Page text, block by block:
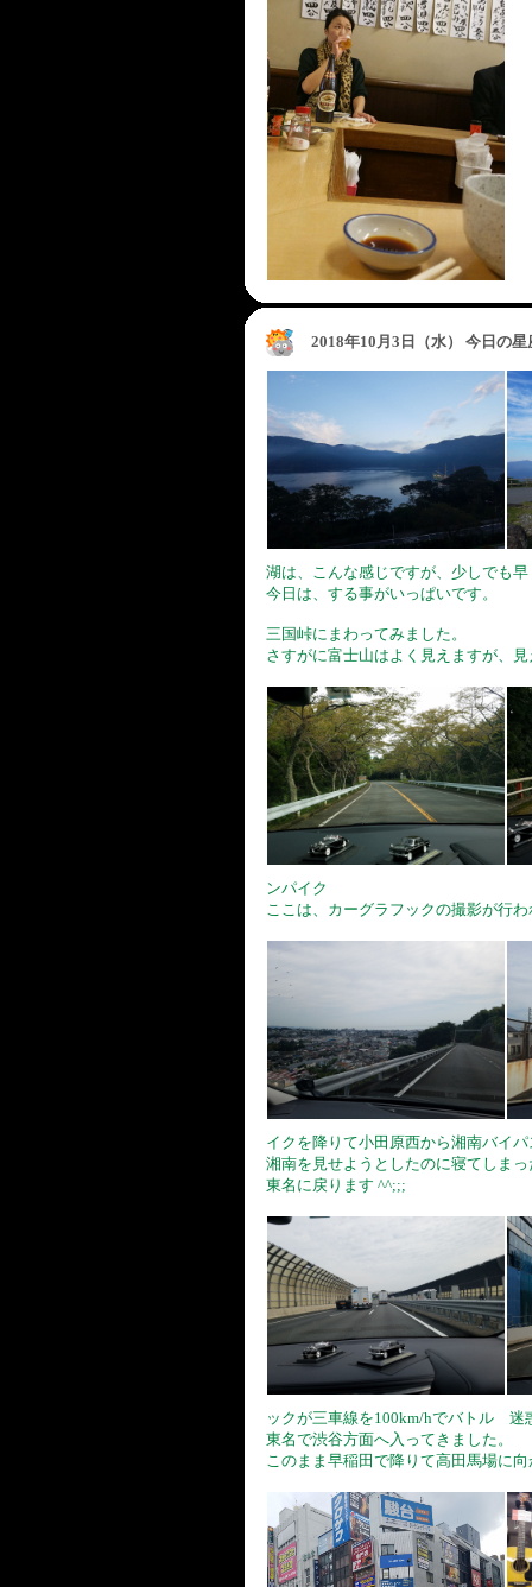
2018年10月3日（水） 今日の
湖は、こんな感じですが、少しでも
今日は、する事がいっぱいです。
三国峠にまわってみました。
さすがに富士山はよく見えますが、
ンパイク
ここは、カーグラフックの撮影が行
イクを降りて小田原西から湘南バイパ
湘南を見せようとしたのに寝てしまっ
東名に戻ります ^^;;;
ックが三車線を100km/hでバトル 迷
東名で渋谷方面へ入ってきました。
このまま早稲田で降りて高田馬場に